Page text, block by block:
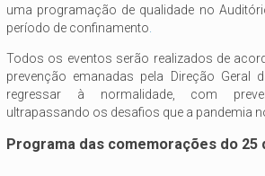
uma programação de qualidade no
período de confinamento
Todos os eventos serão realizados de
prevenção emanadas pela Direção Geral
regressar à normalidade, com
ultrapassando os desafios que a pandemia
Programa das comemorações do 25